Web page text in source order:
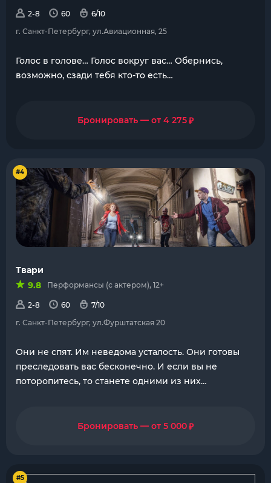
2-8 60
6/10
г. Санкт-Петербург, ул.Авиационная, 25
Голос в голове… Голос вокруг вас… Обернись,
возможно, сзади тебя кто-то есть…
Бронировать — от 4 275₽
#4
Твари
9.8
Перформансы (с актером), 12+
2-8 60
7/10
г. Санкт-Петербург, ул.Фурштатская 20
Они не спят. Им неведома усталость. Они готовы
преследовать вас бесконечно. И если вы не
поторопитесь, то станете одними из них…
Бронировать — от 5 000₽
#5